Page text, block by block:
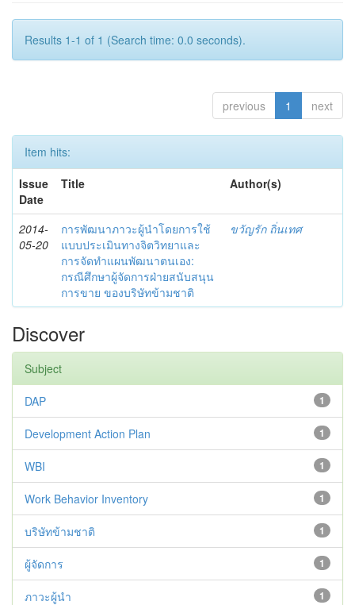
Results 1-1 of 1 (Search time: 0.0 seconds).
previous 1 next
Item hits:
Issue
Date
Title Author(s)
2014-
05-20
การพัฒนาภาวะผู้นำโดยการใช้
แบบประเมินทางจิตวิทยาและ
การจัดทำแผนพัฒนาตนเอง:
กรณีศึกษาผู้จัดการฝ่ายสนับสนุน
การขาย ของบริษัทข้ามชาติ
ขวัญรัก ถิ่นเทศ
Discover
Subject
1
DAP
1
Development Action Plan
1
WBI
1
Work Behavior Inventory
1
บริษัทข้ามชาติ
1
ผู้จัดการ
1
ภาวะผู้นำ